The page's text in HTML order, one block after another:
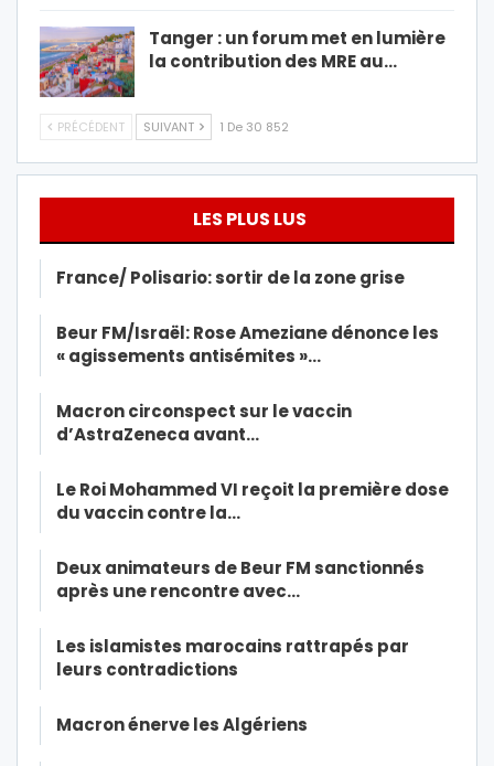
Tanger : un forum met en lumière
la contribution des MRE au…
PRÉCÉDENT SUIVANT 1 De 30 852
LES PLUS LUS
France/ Polisario: sortir de la zone grise
Beur FM/Israël: Rose Ameziane dénonce les
« agissements antisémites »…
Macron circonspect sur le vaccin
d’AstraZeneca avant…
Le Roi Mohammed VI reçoit la première dose
du vaccin contre la…
Deux animateurs de Beur FM sanctionnés
après une rencontre avec…
Les islamistes marocains rattrapés par
leurs contradictions
Macron énerve les Algériens